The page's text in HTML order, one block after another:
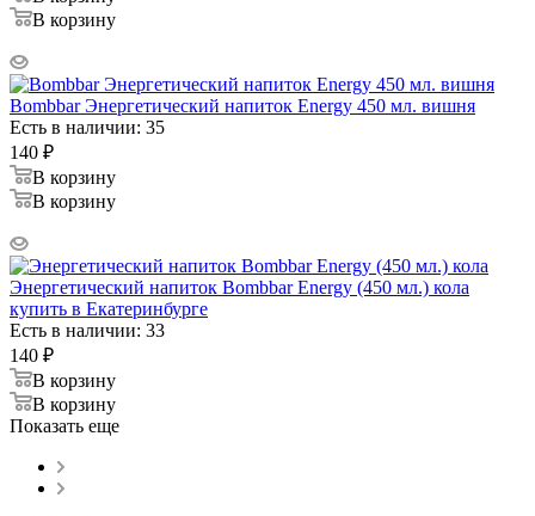
В корзину
Bombbar Энергетический напиток Energy 450 мл. вишня
Есть в наличии: 35
140 ₽
В корзину
В корзину
Энергетический напиток Bombbar Energy (450 мл.) кола
купить в Екатеринбурге
Есть в наличии: 33
140 ₽
В корзину
В корзину
Показать еще